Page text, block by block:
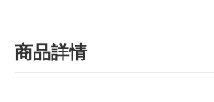
商品詳情